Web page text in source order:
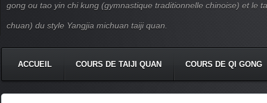
gong ou tao yin chi kung (gymnastique traditionnelle chinoise) et le
chuan) du style Yangjia michuan taiji quan.
ACCUEIL COURS DE TAIJI QUAN COURS DE QI GONG